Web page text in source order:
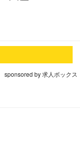
sponsored by 求人ボックス